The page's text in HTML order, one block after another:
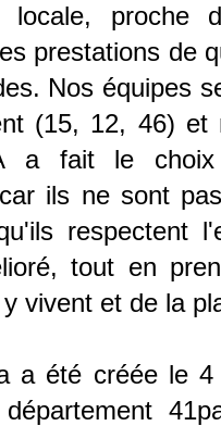
locale, proche
prestations de
Nos équipes
(15, 12, 46) et
a fait le
ils ne sont
respectent
tout en
vivent et de la
a été créée le